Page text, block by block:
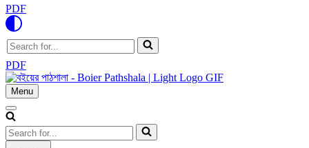
PDF
Search
for...
PDF
Menu
Navigation
Navigation
Menu
Search
for...